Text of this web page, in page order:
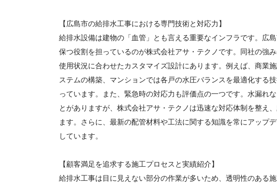
【広島市の給排水工事における専門技術と対応力】
給排水設備は建物の「血管」とも言える重要なインフラです。広
保つ役割を担っているのが株式会社アサ・テクノです。同社の強
使用状況に合わせたカスタマイズ設計にあります。例えば、商業
ステムの構築、マンションでは各戸の水圧バランスを最適化する
っています。また、緊急時の対応力も評価点の一つです。水漏れ
とがありますが、株式会社アサ・テクノは迅速な対応体制を整え
ます。さらに、最新の配管材料や工法に関する知識を常にアップ
しています。
【顧客満足を追求する施工プロセスと実績紹介】
給排水工事は目に見えない部分の作業が多いため、透明性のある